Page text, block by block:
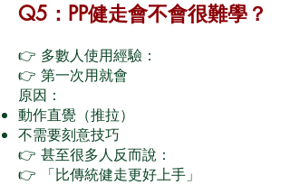
Q5：PP健走會不會很難學？
👉 多數人使用經驗：
👉 第一次用就會
原因：
動作直覺（推拉）
不需要刻意技巧
👉 甚至很多人反而說：
👉 「比傳統健走更好上手」